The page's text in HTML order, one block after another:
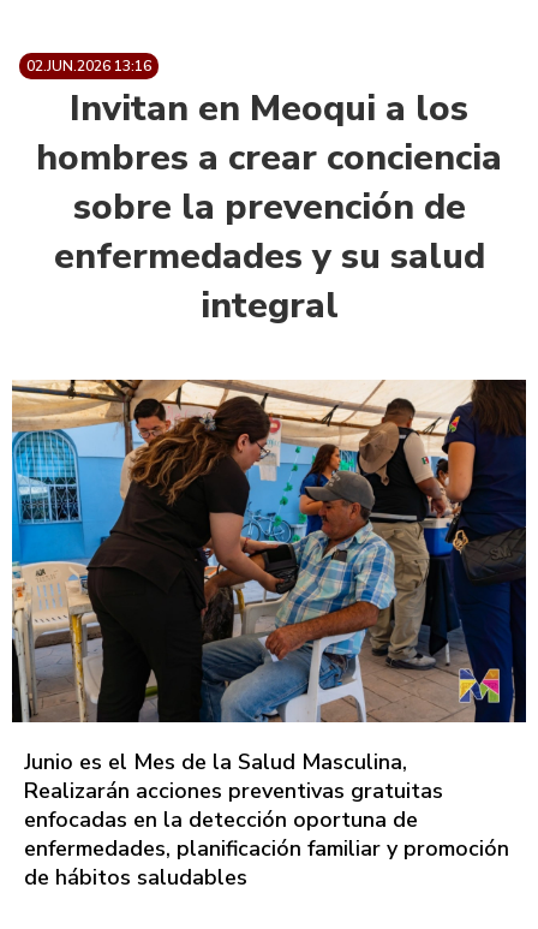
02.JUN.2026 13:16
Invitan en Meoqui a los
hombres a crear conciencia
sobre la prevención de
enfermedades y su salud
integral
Junio es el Mes de la Salud Masculina,
Realizarán acciones preventivas gratuitas
enfocadas en la detección oportuna de
enfermedades, planificación familiar y promoción
de hábitos saludables